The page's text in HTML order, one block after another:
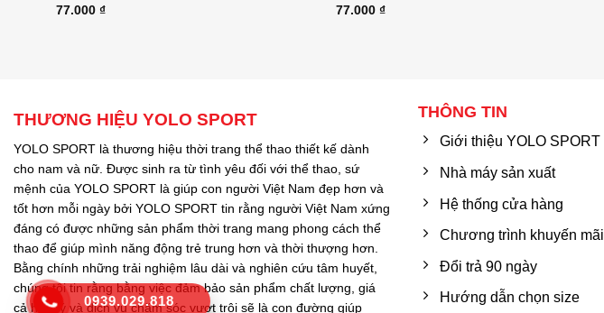
77.000 ₫
77.000 ₫
THƯƠNG HIỆU YOLO SPORT
YOLO SPORT là thương hiệu thời trang thể thao thiết kế dành
cho nam và nữ. Được sinh ra từ tình yêu đối với thể thao, sứ
mệnh của YOLO SPORT là giúp con người Việt Nam đẹp hơn và
tốt hơn mỗi ngày bởi YOLO SPORT tin rằng người Việt Nam xứng
đáng có được những sản phẩm thời trang mang phong cách thể
thao để giúp mình năng động trẻ trung hơn và thời thượng hơn.
Bằng chính những trải nghiệm lâu dài và nghiên cứu tâm huyết,
chúng tôi tin rằng bằng việc đảm bảo sản phẩm chất lượng, giá
cả hợp lý và dịch vụ chăm sóc vượt trội sẽ là con đường giúp
THÔNG TIN
Giới thiệu YOLO SPORT
Nhà máy sản xuất
Hệ thống cửa hàng
Chương trình khuyến mãi
Đổi trả 90 ngày
Hướng dẫn chọn size
0939.029.818